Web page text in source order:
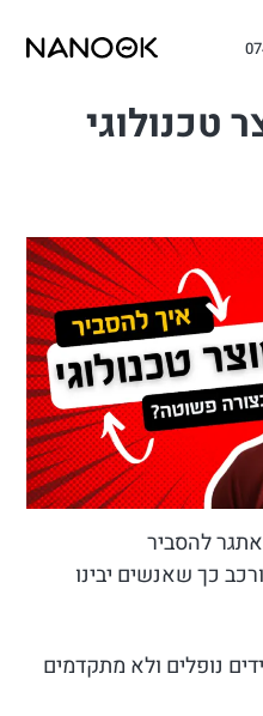
טכנולוגי
להסביר
כך שאנשים יבינו
נופלים ולא מתקדמים